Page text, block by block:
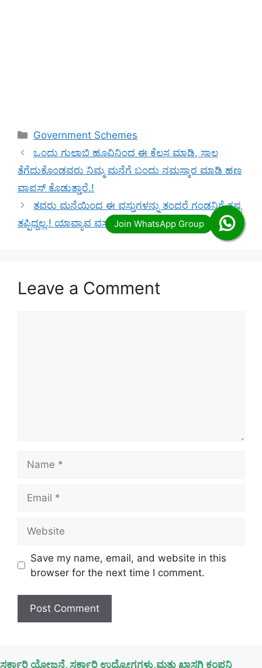
Categories
Government Schemes
ಒಂದು ಗುಲಾಬಿ ಹೂವಿನಿಂದ ಈ ಕೆಲಸ ಮಾಡಿ, ಸಾಲ
ತೆಗೆದುಕೊಂಡವರು ನಿಮ್ಮ ಮನೆಗೆ ಬಂದು ನಮಸ್ಕಾರ ಮಾಡಿ ಹಣ
ವಾಪಸ್ ಕೊಡುತ್ತಾರೆ.!
ತವರು ಮನೆಯಿಂದ ಈ ವಸ್ತುಗಳನ್ನು ತಂದರೆ ಗಂಡನಿಗೆ ಕಷ್ಟ
ತಪ್ಪಿದ್ದಲ್ಲ.! ಯಾವ್ಯಾವ ವಸ್ತುಗಳು ಗೊತ್ತಾ.?
Leave a Comment
Save my name, email, and website in this
browser for the next time I comment.
ಸರ್ಕಾರಿ ಯೋಜನೆ, ಸರ್ಕಾರಿ ಉದ್ಯೋಗಗಳು,ಮತ್ತು ಖಾಸಗಿ ಕಂಪನಿ